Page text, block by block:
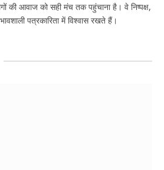
की आवाज को सही मंच तक पहुंचाना है। वे निष्पक्ष,
पत्रकारिता में विश्वास रखते हैं।